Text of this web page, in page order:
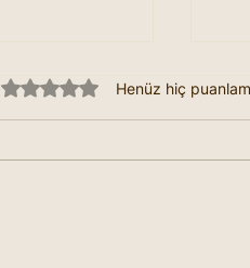
5 üzerinden 0 yıldız
Henüz hiç